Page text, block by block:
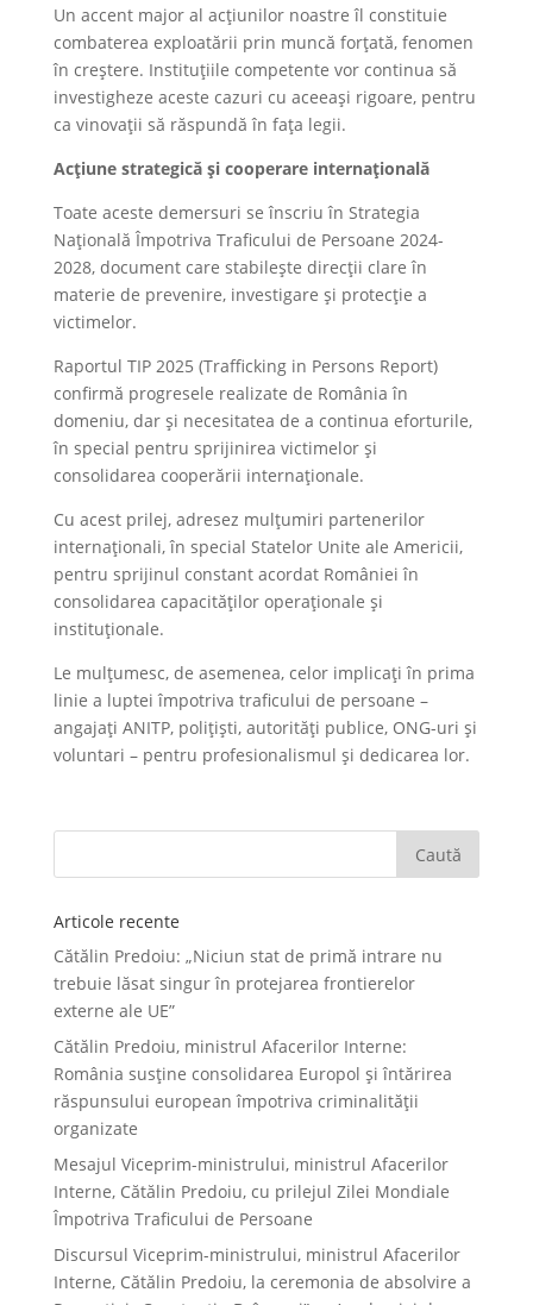
Un accent major al acțiunilor noastre îl constituie
combaterea exploatării prin muncă forțată, fenomen
în creștere. Instituțiile competente vor continua să
investigheze aceste cazuri cu aceeași rigoare, pentru
ca vinovații să răspundă în fața legii.
Acțiune strategică și cooperare internațională
Toate aceste demersuri se înscriu în Strategia
Națională Împotriva Traficului de Persoane 2024-
2028, document care stabilește direcții clare în
materie de prevenire, investigare și protecție a
victimelor.
Raportul TIP 2025 (Trafficking in Persons Report)
confirmă progresele realizate de România în
domeniu, dar și necesitatea de a continua eforturile,
în special pentru sprijinirea victimelor și
consolidarea cooperării internaționale.
Cu acest prilej, adresez mulțumiri partenerilor
internaționali, în special Statelor Unite ale Americii,
pentru sprijinul constant acordat României în
consolidarea capacităților operaționale și
instituționale.
Le mulțumesc, de asemenea, celor implicați în prima
linie a luptei împotriva traficului de persoane –
angajați ANITP, polițiști, autorități publice, ONG-uri și
voluntari – pentru profesionalismul și dedicarea lor.
Articole recente
Cătălin Predoiu: „Niciun stat de primă intrare nu
trebuie lăsat singur în protejarea frontierelor
externe ale UE”
Cătălin Predoiu, ministrul Afacerilor Interne:
România susține consolidarea Europol și întărirea
răspunsului european împotriva criminalității
organizate
Mesajul Viceprim-ministrului, ministrul Afacerilor
Interne, Cătălin Predoiu, cu prilejul Zilei Mondiale
Împotriva Traficului de Persoane
Discursul Viceprim-ministrului, ministrul Afacerilor
Interne, Cătălin Predoiu, la ceremonia de absolvire a